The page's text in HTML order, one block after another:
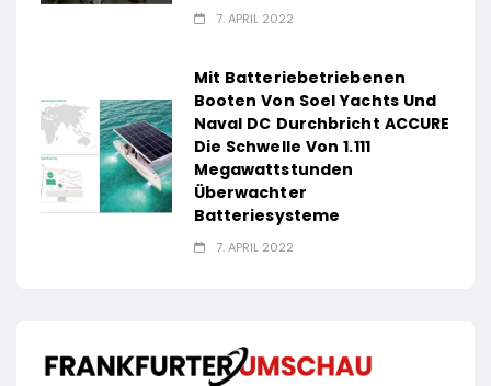
7. APRIL 2022
Mit Batteriebetriebenen
Booten Von Soel Yachts Und
Naval DC Durchbricht ACCURE
Die Schwelle Von 1.111
Megawattstunden
Überwachter
Batteriesysteme
7. APRIL 2022